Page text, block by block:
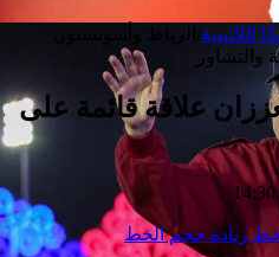
اللاتينية
علاقة قائمة على
زيادة حجم الخط